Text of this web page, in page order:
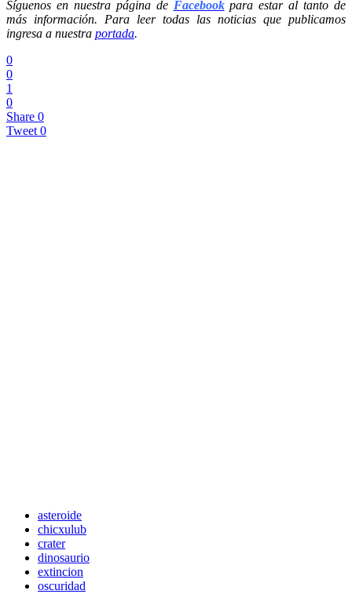
Síguenos en nuestra página de Facebookpara estar al tanto de
más información. Para leer todas las noticias que publicamos
ingresa a nuestra portada.
0
0
1
0
Share 0
Tweet 0
asteroide
chicxulub
crater
dinosaurio
extincion
oscuridad